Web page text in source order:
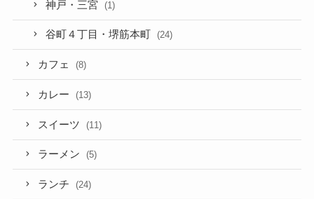
神戸・三宮 (1)
谷町４丁目・堺筋本町 (24)
カフェ (8)
カレー (13)
スイーツ (11)
ラーメン (5)
ランチ (24)